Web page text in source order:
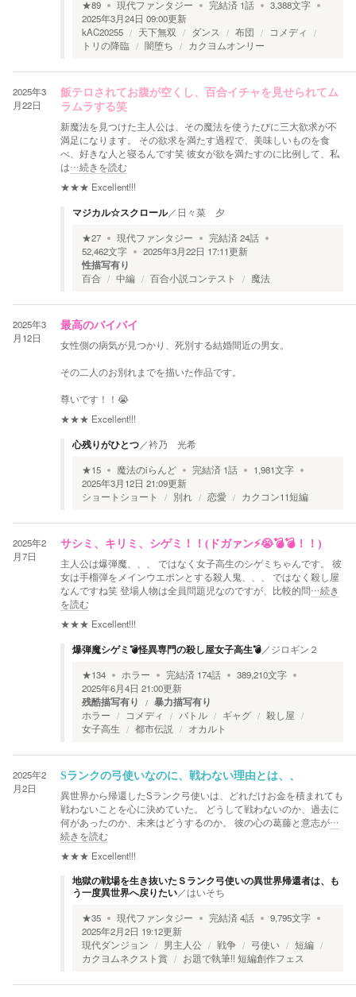
★89 現代ファンタジー 完結済 1話 3,388文字
2025年3月24日 09:00更新
kAC20255
天下無双 ダンス 布団
コメディ
トリの降臨
闇堕ち カクヨムオンリー
2025年3
月22日
飯テロされてお腹が空くし、百合イチャを見せられてム
ラムラする笑
新魔法を見つけた主人公は、その魔法を使うたびに三大欲求が不
満足になります。 その欲求を満たす過程で、美味しいものを食
べ、好きな人と寝るんです笑 彼女が欲を満たすのに比例して、私
は…続きを読む
★★★ Excellent!!!
マジカル☆スクロール／ 日々菜 夕
★27 現代ファンタジー 完結済24話
52,462文字 2025年3月22日 17:11更新
性描写有り
百合 中編 百合小説コンテスト 魔法
2025年3
月12日
最高のバイバイ
女性側の病気が見つかり、死別する結婚間近の男女。
その二人のお別れまでを描いた作品です。
尊いです！！😭
★★★ Excellent!!!
心残りがひとつ／衿乃 光希
★15 魔法のiらんど 完結済 1話 1,981文字
2025年3月12日 21:09更新
ショートショート
別れ 恋愛 カクコン11短編
2025年2
月7日
サシミ、キリミ、シゲミ！！(ドガァン⚡😭💣💣！！)
主人公は爆弾魔、、、 ではなく女子高生のシゲミちゃんです。 彼
女は手榴弾をメインウエポンとする殺人鬼、、、 ではなく殺し屋
なんですね笑 登場人物は全員問題児なのですが、比較的問…続き
を読む
★★★ Excellent!!!
爆弾魔シゲミ💣怪異専門の殺し屋女子高生💣／ジロギン２
★134 ホラー 完結済 174話 389,210文字
2025年6月4日 21:00更新
残酷描写有り 暴力描写有り
ホラー コメディ バトル ギャグ
殺し屋
女子高生
都市伝説 オカルト
2025年2
月2日
Sランクの弓使いなのに、戦わない理由とは、、
異世界から帰還したSランク弓使いは、どれだけお金を積まれても
戦わないことを心に決めていた。 どうして戦わないのか、過去に
何があったのか、未来はどうするのか。 彼の心の葛藤と意志が…
続きを読む
★★★ Excellent!!!
地獄の戦場を生き抜いたＳランク弓使いの異世界帰還者は、も
う一度異世界へ戻りたい／はいそち
★35 現代ファンタジー 完結済4話 9,795文字
2025年2月2日 19:12更新
現代ダンジョン
男主人公 戦争 弓使い
短編
カクヨムネクスト賞
お題で執筆!! 短編創作フェス